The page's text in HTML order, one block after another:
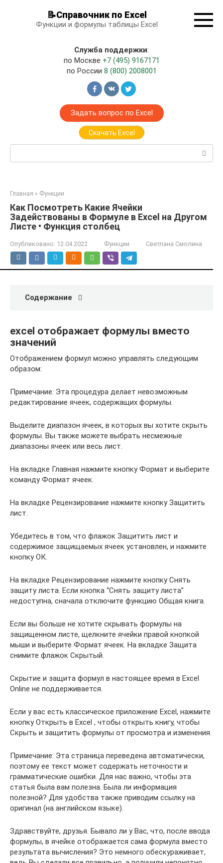
📝Справочник по Excel
Функции и формулы таблицы Excel
Служба поддержки:
по Москве +7 (495) 9167171
по России 8 (800) 2008001
Задать вопрос по Excel
Скачать Excel
Поиск:
Главная » Функции
Как Посмотреть Какие Ячейки
Задействованы в Формуле в Excel на Другом
Листе • Функция столбец
Опубликовано: 12.04.2022 Функции Светлана Смолина
Содержание
excel отображает формулы вместо
значений
Отображением формул можно управлять следующим
образом:
Примечание: Эта процедура делает невозможным
редактирование ячеек, содержащих формулы.
Выделите диапазон ячеек, в которых вы хотите скрыть
формулы. Вы также можете выбрать несмежные
диапазоны ячеек или весь лист.
На вкладке Главная нажмите кнопку Формат и выберите
команду Формат ячеек.
На вкладке Рецензирование нажмите кнопку Защитить
лист.
Убедитесь в том, что флажок Защитить лист и
содержимое защищаемых ячеек установлен, и нажмите
кнопку ОК.
На вкладке Рецензирование нажмите кнопку Снять
защиту листа. Если кнопка “Снять защиту листа”
недоступна, сначала отключите функцию Общая книга.
Если вы больше не хотите скрывать формулы на
защищенном листе, щелкните ячейки правой кнопкой
мыши и выберите Формат ячеек. На вкладке Защита
снимите флажок Скрытый.
Скрытие и защита формул в настоящее время в Excel
Online не поддерживается.
Если у вас есть классическое приложение Excel, нажмите
кнопку Открыть в Excel , чтобы открыть книгу, чтобы
Скрыть и защитить формулы от просмотра и изменения.
Примечание: Эта страница переведена автоматически,
поэтому ее текст может содержать неточности и
грамматические ошибки. Для нас важно, чтобы эта
статья была вам полезна. Была ли информация
полезной? Для удобства также приводим ссылку на
оригинал (на английском языке).
Здравствуйте, друзья. Бывало ли у Вас, что, после ввода
формулы, в ячейке отображается сама формула вместо
результата вычисления? Это немного обескураживает,